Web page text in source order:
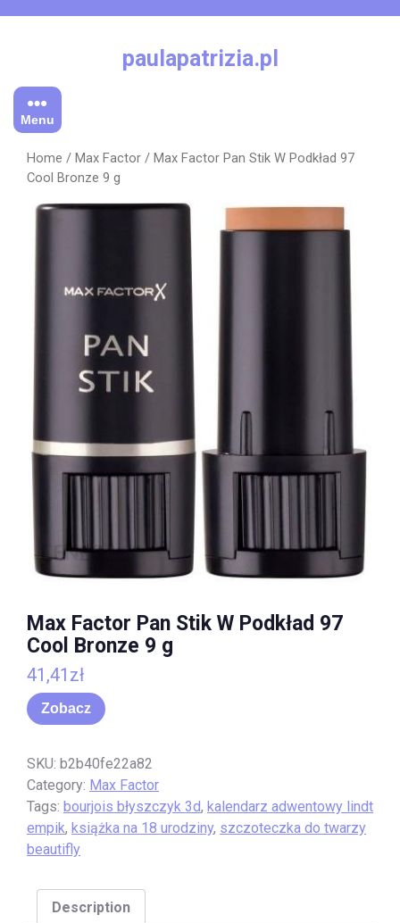
paulapatrizia.pl
Menu
Home / Max Factor / Max Factor Pan Stik W Podkład 97
Cool Bronze 9 g
Max Factor Pan Stik W Podkład 97
Cool Bronze 9 g
41,41 zł
Zobacz
SKU: b2b40fe22a82
Category: Max Factor
Tags: bourjois błyszczyk 3d, kalendarz adwentowy lindt
empik, książka na 18 urodziny, szczoteczka do twarzy
beautifly
Description